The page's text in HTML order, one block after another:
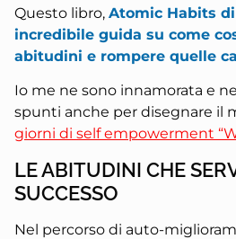
Questo libro, Atomic Habits
incredibile guida su come
abitudini e rompere quelle
Io me ne sono innamorata e
spunti anche per disegnare il
giorni di self empowerment
LE ABITUDINI CHE
SUCCESSO
Nel percorso di auto-